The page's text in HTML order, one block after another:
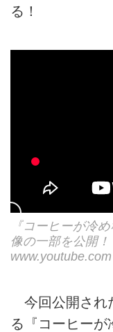
る！
『コーヒーが冷
像の一部を公開！
www.youtube.com
今回公開され
る『コーヒーが